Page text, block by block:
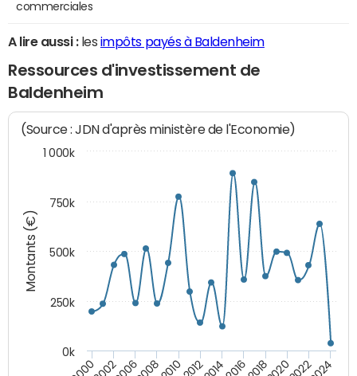
commerciales
A lire aussi :les impôts payés à Baldenheim
Ressources d'investissement de
Baldenheim
Montants (€)
(Source : JDN d'après ministère de l'Economie)
20102012201420162018 2022
0k
250k
500k
750k
1 000k